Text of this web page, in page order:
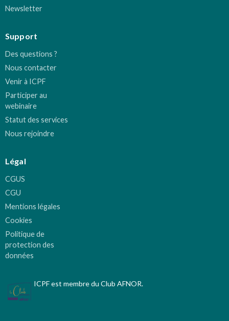
Newsletter
Support
Des questions ?
Nous contacter
Venir à ICPF
Participer au
webinaire
Statut des services
Nous rejoindre
Légal
CGUS
CGU
Mentions légales
Cookies
Politique de
protection des
données
ICPF est membre du Club AFNOR.